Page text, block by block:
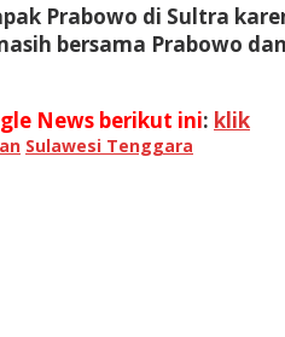
Prabowo di Sultra
bersama Prabowo
News berikut ini: klik
Sulawesi Tenggara